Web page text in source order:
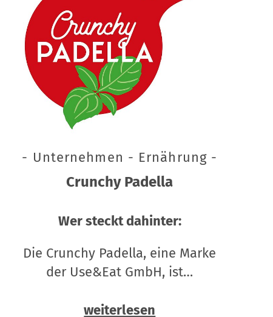
- Unternehmen - Ernährung -
Crunchy Padella
Wer steckt dahinter:
Die Crunchy Padella, eine Marke
der Use&Eat GmbH, ist…
weiterlesen